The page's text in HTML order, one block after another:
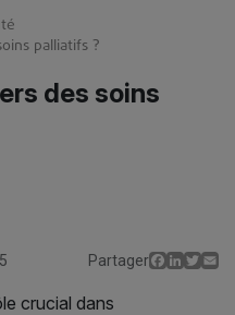
palliatifs ?
des soins
Partager
crucial dans